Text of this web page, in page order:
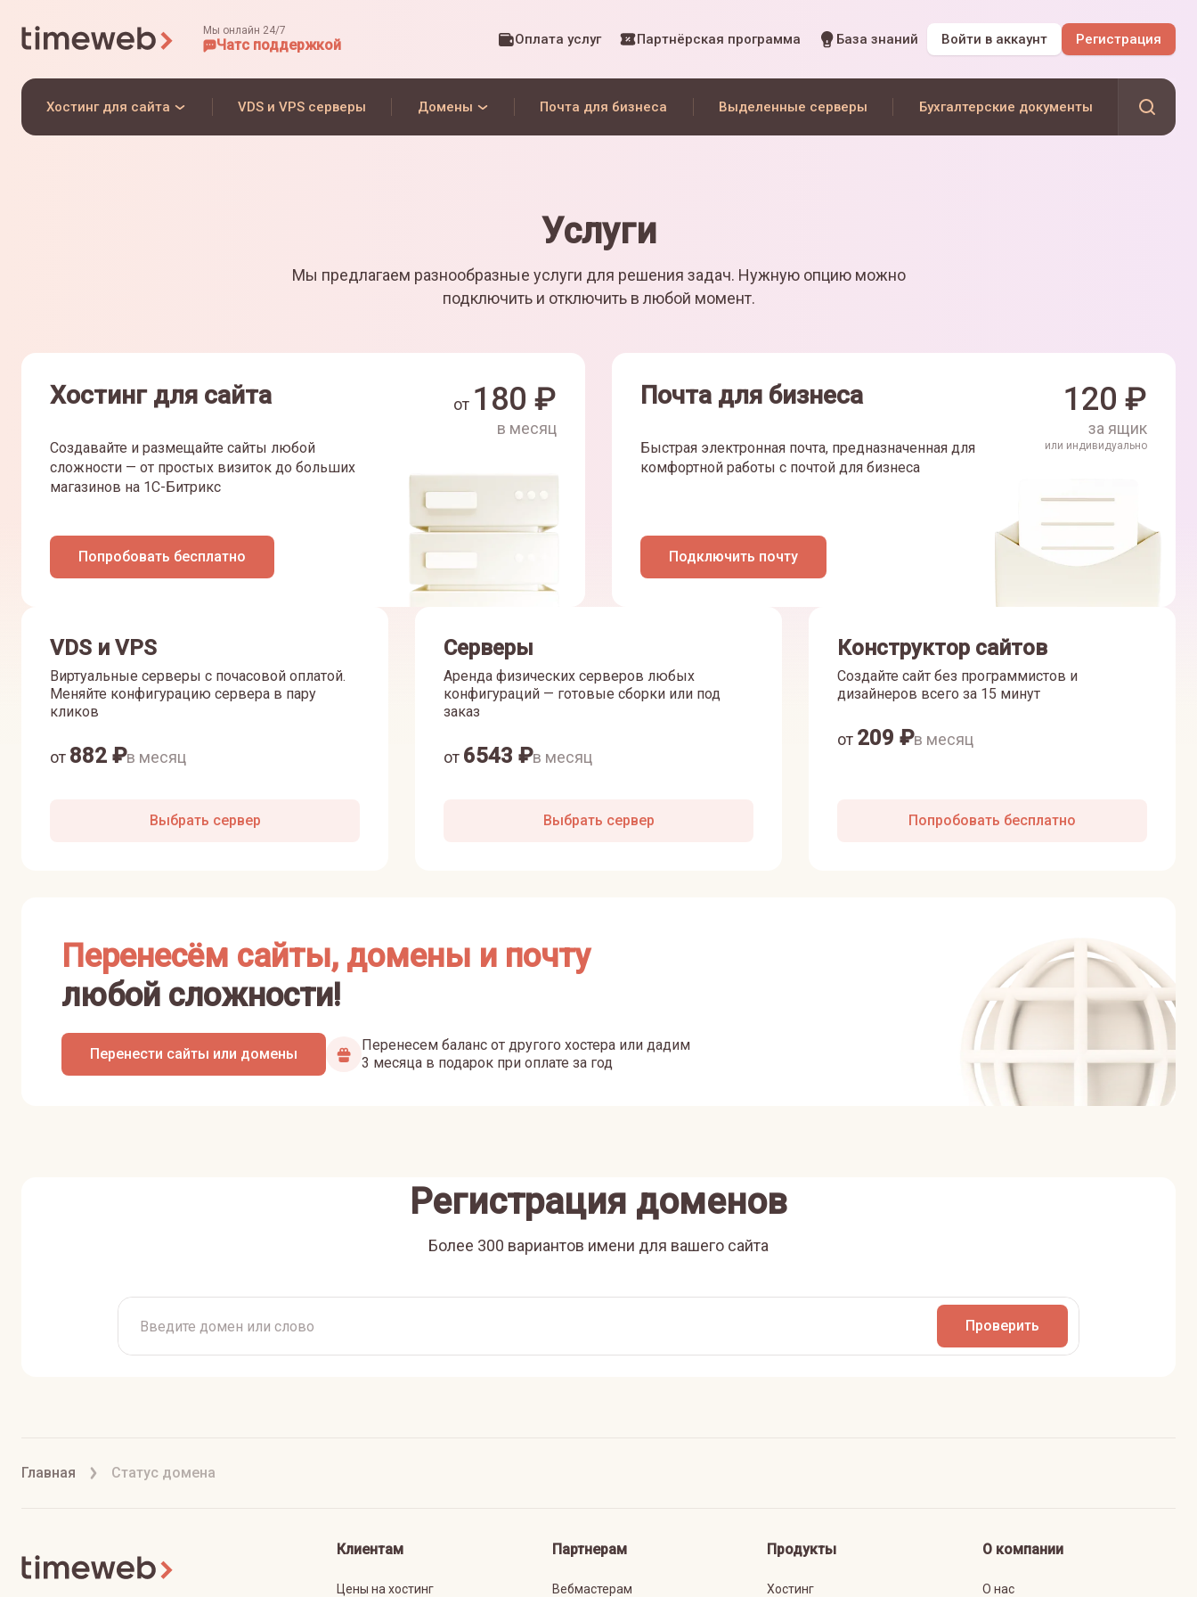
Мы онлайн 24/7
Чатс поддержкой Оплата услуг Партнёрская программа База знаний Войти в аккаунт Регистрация
Хостинг для сайта VDS и VPS серверы Домены Почта для бизнеса Выделенные серверы Бухгалтерские документы
Услуги
Мы предлагаем разнообразные услуги для решения задач. Нужную опцию можно
подключить и отключить в любой момент.
Хостинг для сайта
Создавайте и размещайте сайты любой
сложности — от простых визиток до больших
магазинов на 1С-Битрикс
Попробовать бесплатно
от 180 ₽
в месяц
Почта для бизнеса
Быстрая электронная почта, предназначенная для
комфортной работы с почтой для бизнеса
Подключить почту
120 ₽
за ящик
или индивидуально
VDS и VPS
Виртуальные серверы с почасовой оплатой.
Меняйте конфигурацию сервера в пару
кликов
от 882 ₽в месяц
Выбрать сервер
Серверы
Аренда физических серверов любых
конфигураций — готовые сборки или под
заказ
от 6543 ₽в месяц
Выбрать сервер
Конструктор сайтов
Создайте сайт без программистов и
дизайнеров всего за 15 минут
от 209 ₽в месяц
Попробовать бесплатно
Перенесём сайты, домены и почту
любой сложности!
Перенести сайты или домены
Перенесем баланс от другого хостера или дадим
3 месяца в подарок при оплате за год
Регистрация доменов
Более 300 вариантов имени для вашего сайта
Проверить
Главная Статус домена
Клиентам
Цены на хостинг
Партнерам
Вебмастерам
Продукты
Хостинг
О компании
О нас